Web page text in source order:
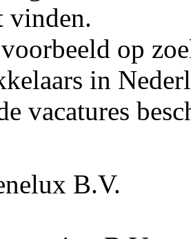
vinden.
op
in
vacatures
B.V.